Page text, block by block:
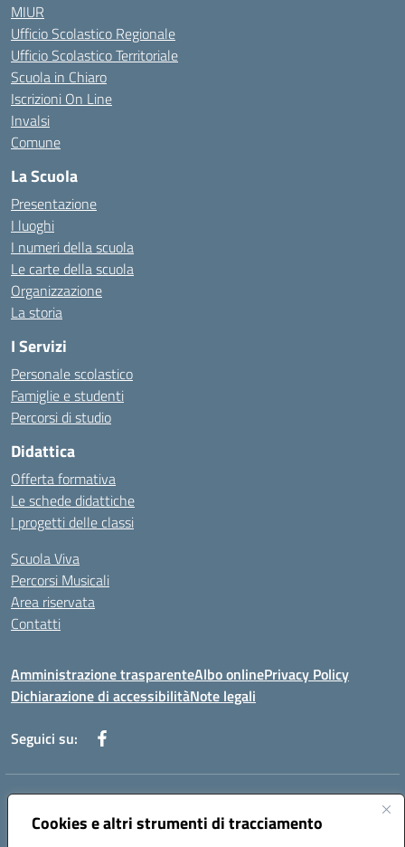
Cookies e altri strumenti di tracciamento
MIUR
Ufficio Scolastico Regionale
Ufficio Scolastico Territoriale
Scuola in Chiaro
Iscrizioni On Line
Invalsi
Comune
La Scuola
Presentazione
I luoghi
I numeri della scuola
Le carte della scuola
Organizzazione
La storia
I Servizi
Personale scolastico
Famiglie e studenti
Percorsi di studio
Didattica
Offerta formativa
Le schede didattiche
I progetti delle classi
Scuola Viva
Percorsi Musicali
Area riservata
Contatti
Amministrazione trasparenteAlbo onlinePrivacy Policy
Dichiarazione di accessibilitàNote legali
Seguici su:
Indirizzo:
Centralino:089868360 Email:saic857007@istruzione.it